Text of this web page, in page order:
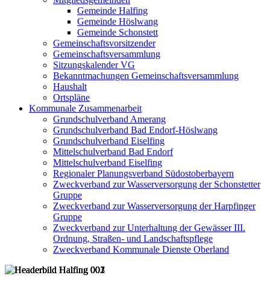
Gemeinde Halfing
Gemeinde Höslwang
Gemeinde Schonstett
Gemeinschaftsvorsitzender
Gemeinschaftsversammlung
Sitzungskalender VG
Bekanntmachungen Gemeinschaftsversammlung
Haushalt
Ortspläne
Kommunale Zusammenarbeit
Grundschulverband Amerang
Grundschulverband Bad Endorf-Höslwang
Grundschulverband Eiselfing
Mittelschulverband Bad Endorf
Mittelschulverband Eiselfing
Regionaler Planungsverband Südostoberbayern
Zweckverband zur Wasserversorgung der Schonstetter
Gruppe
Zweckverband zur Wasserversorgung der Harpfinger
Gruppe
Zweckverband zur Unterhaltung der Gewässer III.
Ordnung, Straßen- und Landschaftspflege
Zweckverband Kommunale Dienste Oberland